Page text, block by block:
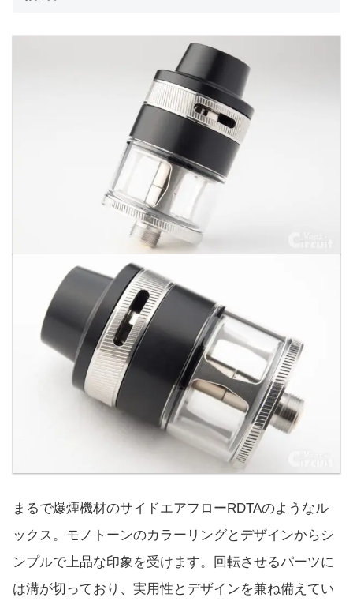
まるで爆煙機材のサイドエアフローRDTAのようなル
ックス。モノトーンのカラーリングとデザインからシ
ンプルで上品な印象を受けます。回転させるパーツに
は溝が切っており、実用性とデザインを兼ね備えてい